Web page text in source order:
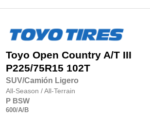
Toyo Open Country A/T III
P225/75R15 102T
SUV/Camión Ligero
All-Season /All-Terrain
P BSW
600/A/B